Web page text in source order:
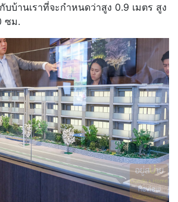
บบ้านเราที่จะกำหนดว่าสูง 0.9 เมตร สูง
ซม.